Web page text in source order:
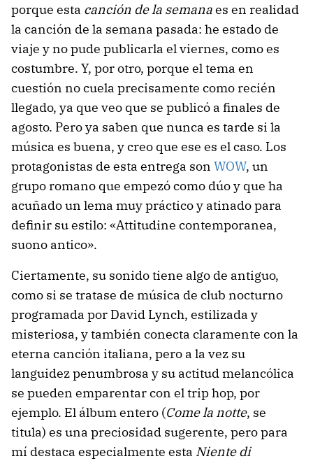
porque esta canción de la semanaes en realidad
la canción de la semana pasada: he estado de
viaje y no pude publicarla el viernes, como es
costumbre. Y, por otro, porque el tema en
cuestión no cuela precisamente como recién
llegado, ya que veo que se publicó a finales de
agosto. Pero ya saben que nunca es tarde si la
música es buena, y creo que ese es el caso. Los
protagonistas de esta entrega son WOW, un
grupo romano que empezó como dúo y que ha
acuñado un lema muy práctico y atinado para
definir su estilo: «Attitudine contemporanea,
suono antico».
Ciertamente, su sonido tiene algo de antiguo,
como si se tratase de música de club nocturno
programada por David Lynch, estilizada y
misteriosa, y también conecta claramente con la
eterna canción italiana, pero a la vez su
languidez penumbrosa y su actitud melancólica
se pueden emparentar con el trip hop, por
ejemplo. El álbum entero (Come la notte, se
titula) es una preciosidad sugerente, pero para
mí destaca especialmente esta Niente di